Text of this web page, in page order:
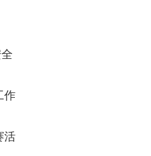
作
活